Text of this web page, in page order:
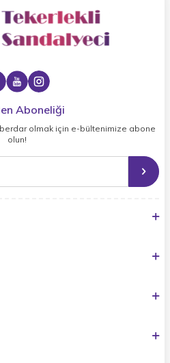
Aboneliği
olmak için e-bültenimize abone
olun!